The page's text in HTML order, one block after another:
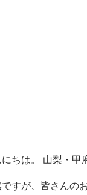
にちは。 山梨・甲
ですが、皆さんの